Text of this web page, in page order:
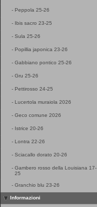
- Peppola 25-26
- Ibis sacro 23-25
- Sula 25-26
- Popillia japonica 23-26
- Gabbiano pontico 25-26
- Gru 25-26
- Pettirosso 24-25
- Lucertola muraiola 2026
- Geco comune 2026
- Istrice 20-26
- Lontra 22-26
- Sciacallo dorato 20-26
- Gambero rosso della Louisiana 17-
25
- Granchio blu 23-26
Informazioni